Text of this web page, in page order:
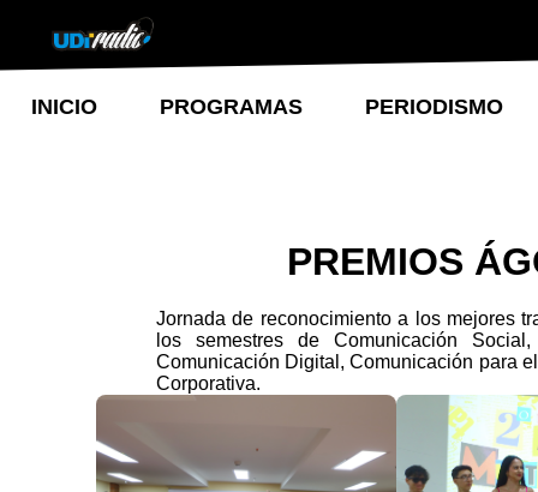
INICIO PROGRAMAS PERIODISMO
PREMIOS
Jornada de reconocimiento a los mejores
los semestres de Comunicación
Comunicación Digital, Comunicación para
Corporativa.